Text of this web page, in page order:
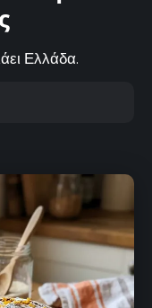
Ελλάδα.